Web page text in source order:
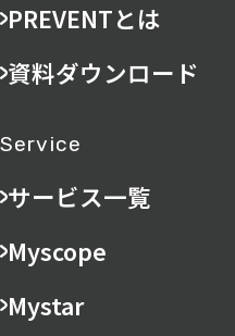
PREVENTとは
資料ダウンロード
Service
サービス一覧
Myscope
Mystar